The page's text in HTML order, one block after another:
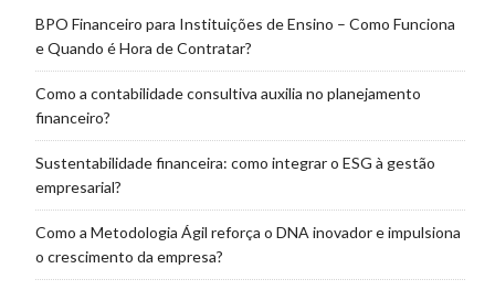
BPO Financeiro para Instituições de Ensino – Como Funciona
e Quando é Hora de Contratar?
Como a contabilidade consultiva auxilia no planejamento
financeiro?
Sustentabilidade financeira: como integrar o ESG à gestão
empresarial?
Como a Metodologia Ágil reforça o DNA inovador e impulsiona
o crescimento da empresa?